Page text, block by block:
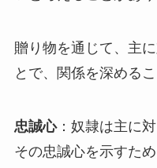
贈り物を通じて、主
とで、関係を深める
忠誠心：奴隷は主に
その忠誠心を示すた